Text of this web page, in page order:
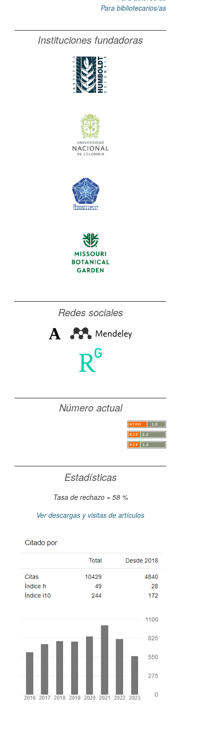
Para bibliotecarios/as
Instituciones fundadoras
Redes sociales
Número actual
Estadísticas
Tasa de rechazo = 58 %
Ver descargas y visitas de artículos